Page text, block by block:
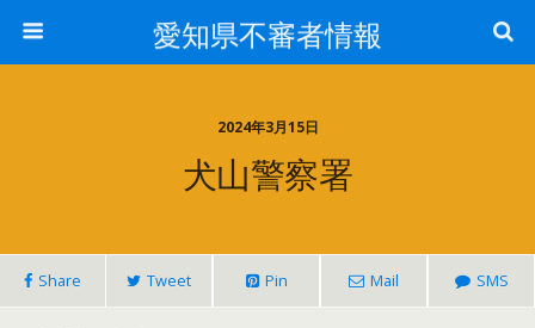
愛知県不審者情報
2024年3月15日
犬山警察署
Share Tweet Pin Mail SMS